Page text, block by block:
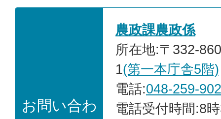
お問い合わ
農政課農政係
所在地:〒332-
1(第一本庁舎5階)
電話:048-259-
電話受付時間:8